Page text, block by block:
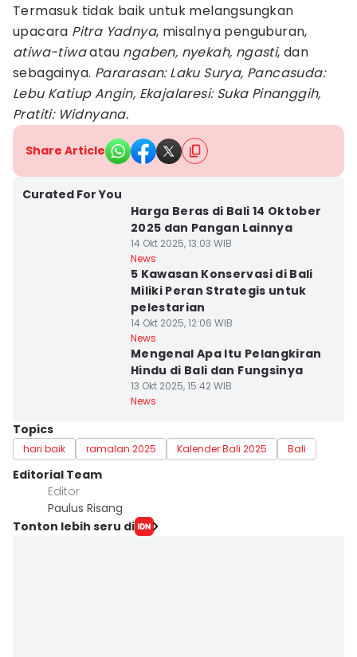
Termasuk tidak baik untuk melangsungkan
upacara Pitra Yadnya, misalnya penguburan,
atiwa-tiwaatau ngaben, nyekah, ngasti, dan
sebagainya. Pararasan: Laku Surya, Pancasuda:
Lebu Katiup Angin, Ekajalaresi: Suka Pinanggih,
Pratiti: Widnyana.
Share Article
Curated For You
Harga Beras di Bali 14 Oktober
2025 dan Pangan Lainnya
14 Okt 2025, 13:03 WIB
News
5 Kawasan Konservasi di Bali
Miliki Peran Strategis untuk
pelestarian
14 Okt 2025, 12:06 WIB
News
Mengenal Apa Itu Pelangkiran
Hindu di Bali dan Fungsinya
13 Okt 2025, 15:42 WIB
News
Topics
hari baik ramalan 2025 Kalender Bali 2025 Bali
Editorial Team
Editor
Paulus Risang
Tonton lebih seru di